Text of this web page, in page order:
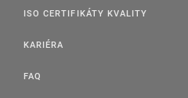
ISO CERTIFIKÁTY KVALITY
KARIÉRA
FAQ